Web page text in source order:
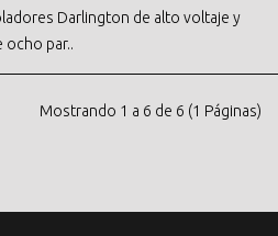
Darlington de alto voltaje y
ocho par..
Mostrando 1 a 6 de 6 (1 Páginas)